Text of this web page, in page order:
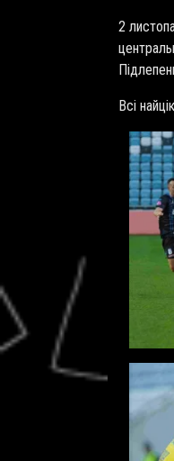
2
Всі